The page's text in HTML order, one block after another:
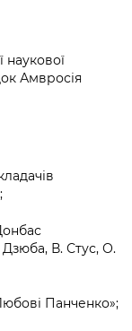
наукової
Амвросія
Дзюба, В. Стус, О.
Панченко»;